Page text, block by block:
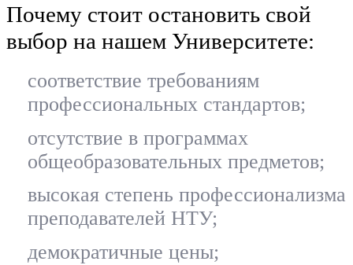
Почему стоит остановить свой
выбор на нашем Университете:
соответствие требованиям
профессиональных стандартов;
отсутствие в программах
общеобразовательных предметов;
высокая степень профессионализма
преподавателей НТУ;
демократичные цены;